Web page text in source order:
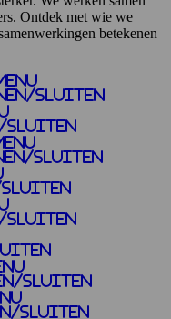
Ontdek met wie we
betekenen
sluiten
sluiten
sluiten
sluiten
sluiten
sluiten
sluiten